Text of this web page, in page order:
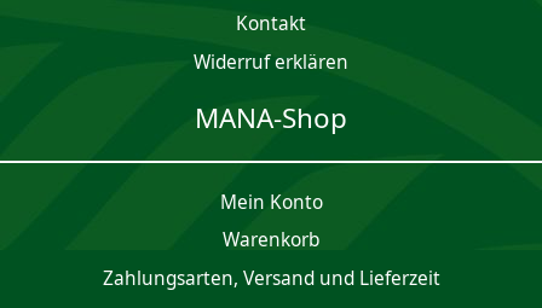
Kontakt
Widerruf erklären
MANA-Shop
Mein Konto
Waren­korb
Zahlungsarten, Versand und Lieferzeit